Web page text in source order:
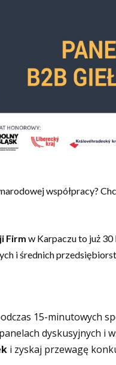
współpracy?
Firm w Karpaczu to już
i średnich
15-minutowych
dyskusyjnych i
i zyskaj przewagę